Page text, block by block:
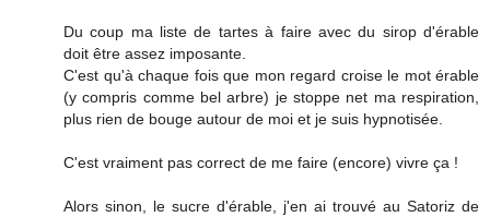
Du coup ma liste de tartes à faire avec du sirop d'érable
doit être assez imposante.
C'est qu'à chaque fois que mon regard croise le mot érable
(y compris comme bel arbre) je stoppe net ma respiration,
plus rien de bouge autour de moi et je suis hypnotisée.
C'est vraiment pas correct de me faire (encore) vivre ça !
Alors sinon, le sucre d'érable, j'en ai trouvé au Satoriz de